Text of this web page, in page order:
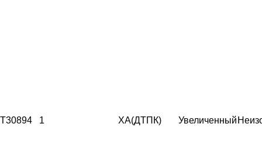
T30894 1 ХА(ДТПК) Увеличенный